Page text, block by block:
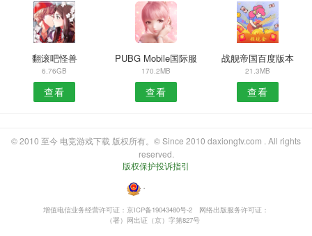
翻滚吧怪兽
6.76GB
查看
PUBG Mobile国际服
170.2MB
查看
战舰帝国百度版本
21.3MB
查看
© 2010 至今 电竞游戏下载 版权所有。© Since 2010 daxiongtv.com . All rights
reserved.
版权保护投诉指引
・
增值电信业务经营许可证：京ICP备19043480号-2
网络出版服务许可证：
（署）网出证（京）字第827号